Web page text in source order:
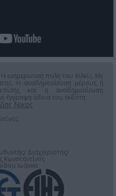
πύλη του Κιλκίς. Με
Η αναδημοσίευση μέρους ή
και η αναδημοσίευση
έγγραφη άδεια του εκδότη.
Νικος
Διαχειριστής/
Κωνσταντίνος
Ιωάννα